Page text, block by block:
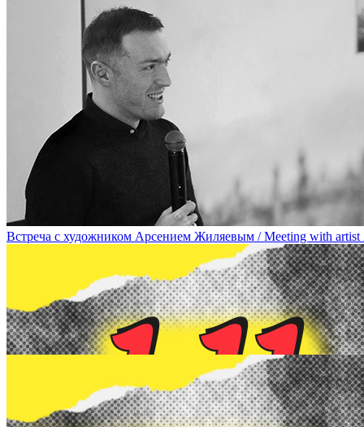
8 ноября в рамках DOCA-talk состоится лекция-встреча с
Встреча с художником Арсением Жиляевым / Meeting with